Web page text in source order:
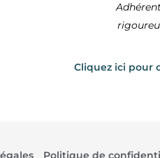
Cliquez ici pour